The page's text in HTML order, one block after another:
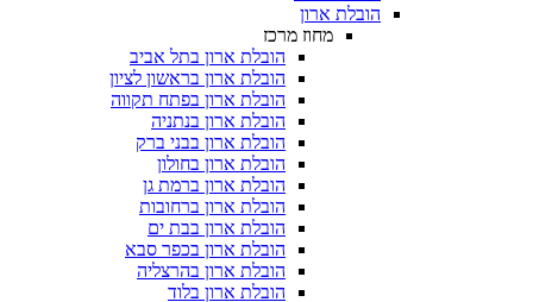
הובלת ארון בתל אביב
הובלת ארון בראשון לציון
הובלת ארון בפתח תקווה
הובלת ארון בנתניה
הובלת ארון בבני ברק
הובלת ארון בחולון
הובלת ארון ברמת גן
הובלת ארון ברחובות
הובלת ארון בבת ים
הובלת ארון בכפר סבא
הובלת ארון בהרצליה